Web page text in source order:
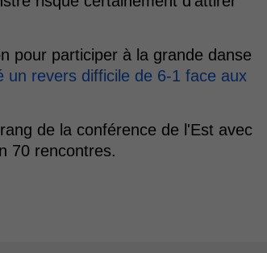
pour participer à la grande danse
un revers difficile de 6-1 face aux
de la conférence de l'Est avec
70 rencontres.